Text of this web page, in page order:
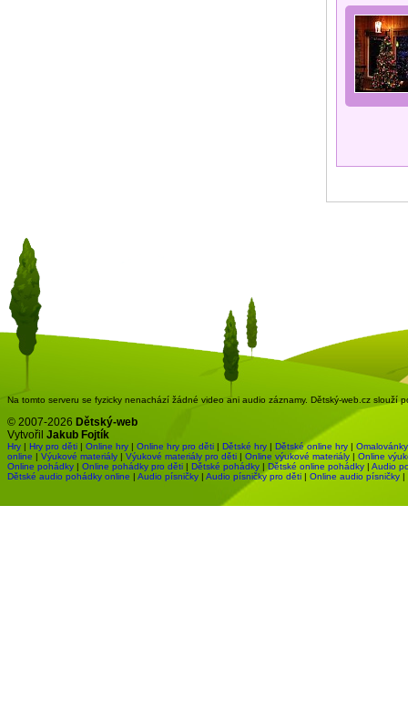
Na tomto serveru se fyzicky nenachází žádné video ani audio záznamy. Dětský-web.cz slouží
© 2007-2026 Dětský-web
Vytvořil Jakub Fojtík
Hry | Hry pro děti | Online hry | Online hry pro děti | Dětské hry | Dětské online hry | Omalovánky
online | Výukové materiály | Výukové materiály pro děti | Online výukové materiály | Online
Online pohádky | Online pohádky pro děti | Dětské pohádky | Dětské online pohádky | Audio
Dětské audio pohádky online | Audio písničky | Audio písničky pro děti | Online audio písničky |